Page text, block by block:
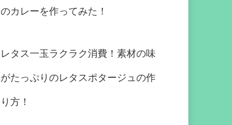
のカレーを作ってみた！
レタス一玉ラクラク消費！素材の味
がたっぷりのレタスポタージュの作
り方！